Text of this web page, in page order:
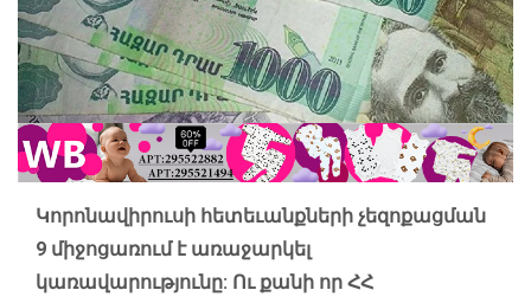
Կորոնավիրուսի հետեւանքների չեզոքացման
9 միջոցառում է առաջարկել
կառավարությունը: Ու քանի որ ՀՀ